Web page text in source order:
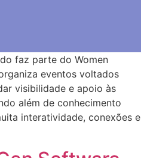
faz parte do Women
eventos voltados
visibilidade e apoio às
além de conhecimento
interatividade, conexões e